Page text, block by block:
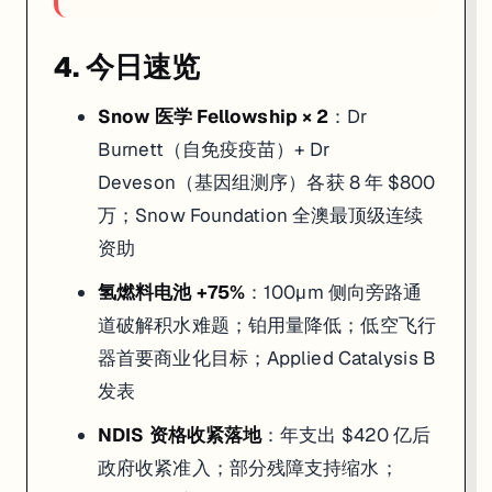
4. 今日速览
Snow 医学 Fellowship × 2 ：Dr
Burnett（自免疫疫苗）+ Dr
Deveson（基因组测序）各获 8 年 $800
万；Snow Foundation 全澳最顶级连续
资助
氢燃料电池 +75% ：100µm 侧向旁路通
道破解积水难题；铂用量降低；低空飞行
器首要商业化目标；Applied Catalysis B
发表
NDIS 资格收紧落地：年支出 $420 亿后
政府收紧准入；部分残障支持缩水；